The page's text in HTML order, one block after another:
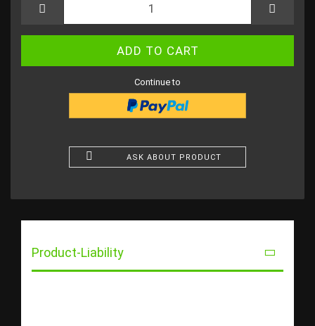
Continue to
ASK ABOUT PRODUCT
Product-Liability